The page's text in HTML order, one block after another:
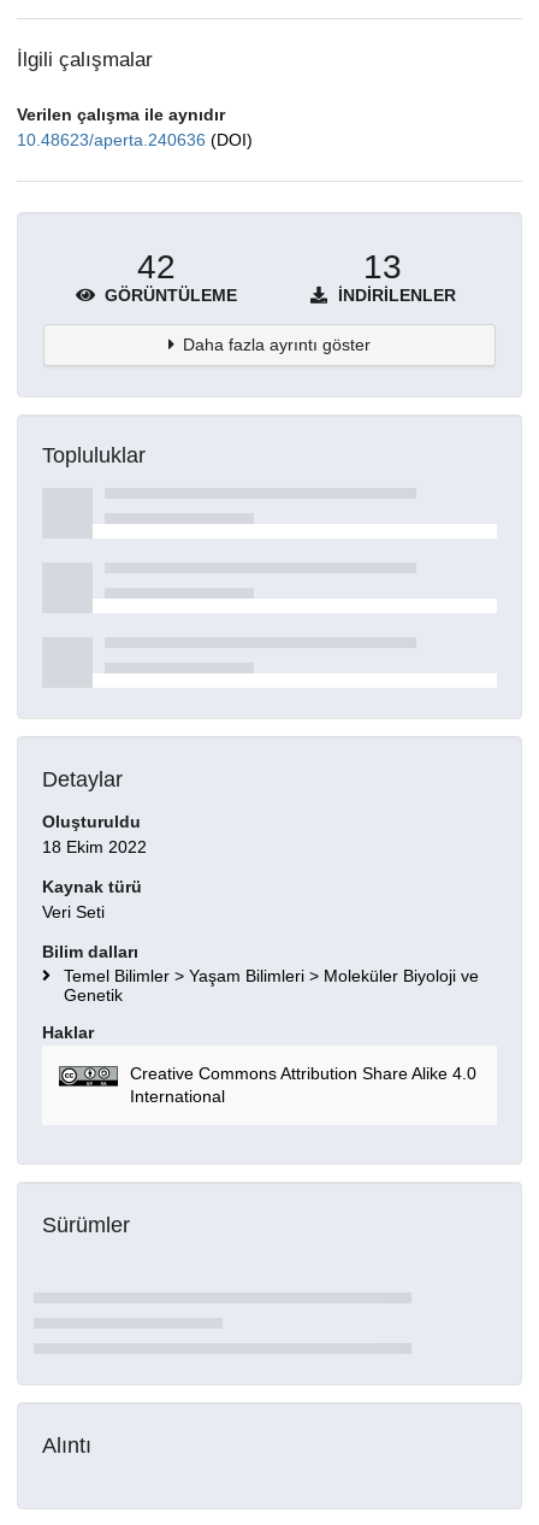
İlgili çalışmalar
Verilen çalışma ile aynıdır
10.48623/aperta.240636 (DOI)
42
GÖRÜNTÜLEME
13
İNDIRILENLER
Daha fazla ayrıntı göster
Topluluklar
Detaylar
Oluşturuldu
18 Ekim 2022
Kaynak türü
Veri Seti
Bilim dalları
Temel Bilimler > Yaşam Bilimleri > Moleküler Biyoloji ve
Genetik
Haklar
Creative Commons Attribution Share Alike 4.0
International
Sürümler
Alıntı